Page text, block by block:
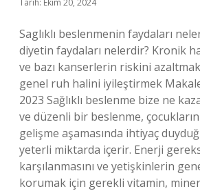
Tarih: Ekim 20, 2024
Saglıklı beslenmenin faydaları
diyetin faydaları nelerdir? Kronik
ve bazı kanserlerin riskini
genel ruh halini iyileştirmek
2023 Sağlıklı beslenme bize ne
ve düzenli bir beslenme,
gelişme aşamasında ihtiyaç
yeterli miktarda içerir. Enerji
karşılanmasını ve yetişkinlerin
korumak için gerekli vitamin,